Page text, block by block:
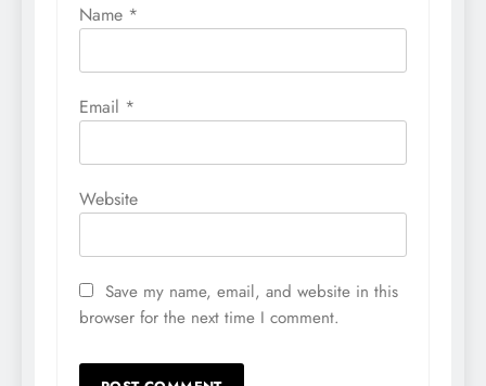
Name *
Email *
Website
Save my name, email, and website in this
browser for the next time I comment.